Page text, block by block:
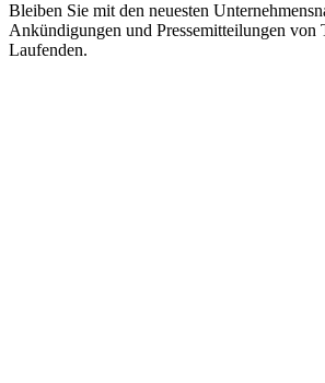
Bleiben Sie mit den neuesten
Ankündigungen und Pressemitteilungen von
Laufenden.